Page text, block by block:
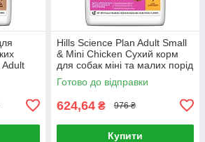
Adult
14кг
Hills Science Plan Adult Small
& Mini Chicken Сухий корм
для собак міні та малих порід
із куркою 1,5 кг
Готово до відправки
624,64 ₴ 976 ₴
Купити